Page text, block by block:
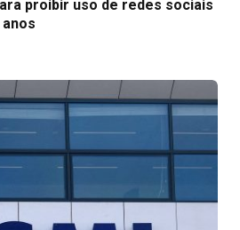
proibir uso de redes sociais